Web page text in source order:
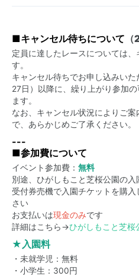
■キャンセル待ちについて
定員に達したレースについては
す。
キャンセル待ちでお申し込みい
27日）以降に、繰り上がり参加
ます。
なお、キャンセル状況によりご
で、あらかじめご了承ください。
---
■参加費について
イベント参加費： 無料
別途、ひがしもこと芝桜公園の入
受付券売機で入園チケットを購
さい
お支払いは現金のみです
詳細はこちら→ひがしもこと芝
★入園料
・未就学児：無料
・小学生：300円